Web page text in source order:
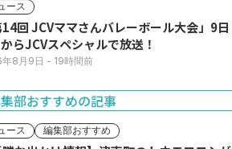
ース
14回 JCVママさんバレーボール大会」9日
らJCVスペシャルで放送！
8月9日 - 19時間前
部おすすめの記事
ース 編集部おすすめ